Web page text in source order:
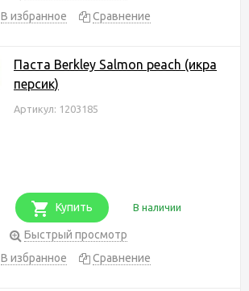
В избранное
Сравнение
Паста Berkley Salmon peach (икра
персик)
Артикул: 1203185
Купить В наличии
Быстрый просмотр
В избранное
Сравнение